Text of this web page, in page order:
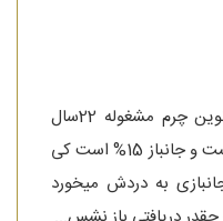
سلام همسرم به عنوان کارگر در نوین چرم مشغوله 22سال
پرداخت بیمه دارد و 57 سالش هست و جانباز 15% است کی
به دردش میخورد